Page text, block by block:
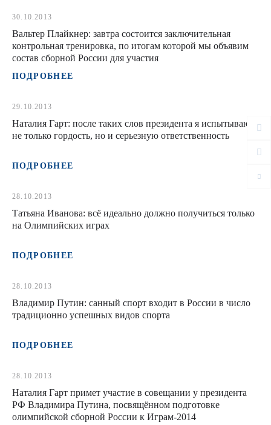
30.10.2013
Вальтер Плайкнер: завтра состоится заключительная
контрольная тренировка, по итогам которой мы объявим
состав сборной России для участия
ПОДРОБНЕЕ
29.10.2013
Наталия Гарт: после таких слов президента я испытываю
не только гордость, но и серьезную ответственность
ПОДРОБНЕЕ
28.10.2013
Татьяна Иванова: всё идеально должно получиться только
на Олимпийских играх
ПОДРОБНЕЕ
28.10.2013
Владимир Путин: санный спорт входит в России в число
традиционно успешных видов спорта
ПОДРОБНЕЕ
28.10.2013
Наталия Гарт примет участие в совещании у президента
РФ Владимира Путина, посвящённом подготовке
олимпийской сборной России к Играм-2014